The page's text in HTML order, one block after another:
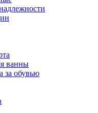
ванны
за обувью